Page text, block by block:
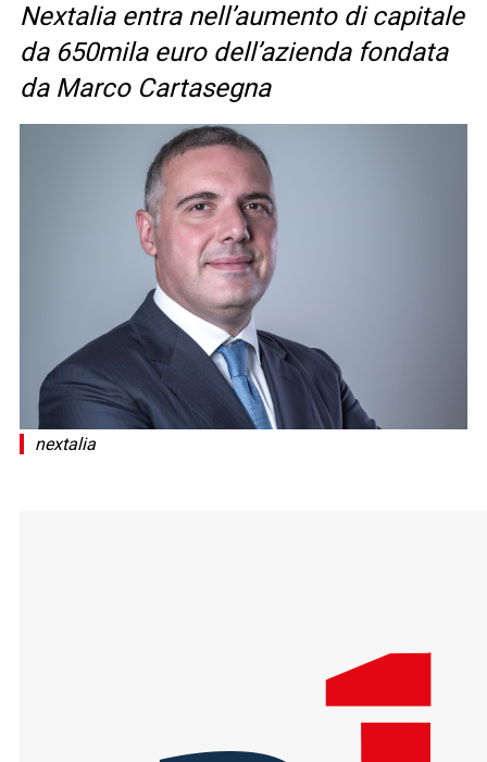
Nextalia entra nell’aumento di capitale
da 650mila euro dell’azienda fondata
da Marco Cartasegna
nextalia